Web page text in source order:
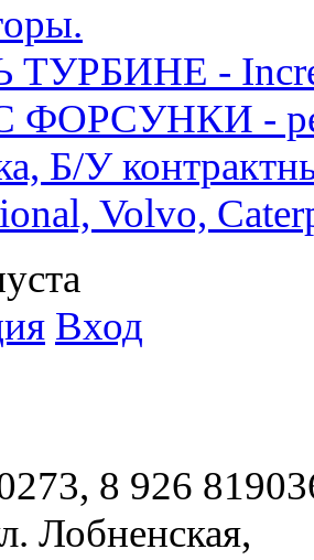
-
-
Б/У
Volvo,
Вход
8 926
Лобненская,